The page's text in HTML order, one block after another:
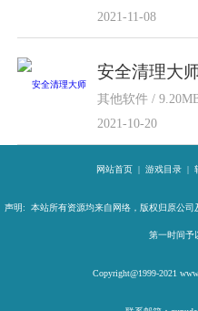
2021-11-08
安全清理大
其他软件 /
2021-10-20
网站首页 | 游戏目录 |
声明: 本站所有资源均来自网络，版权归原公
第一时间予
Copyright@1999-2021